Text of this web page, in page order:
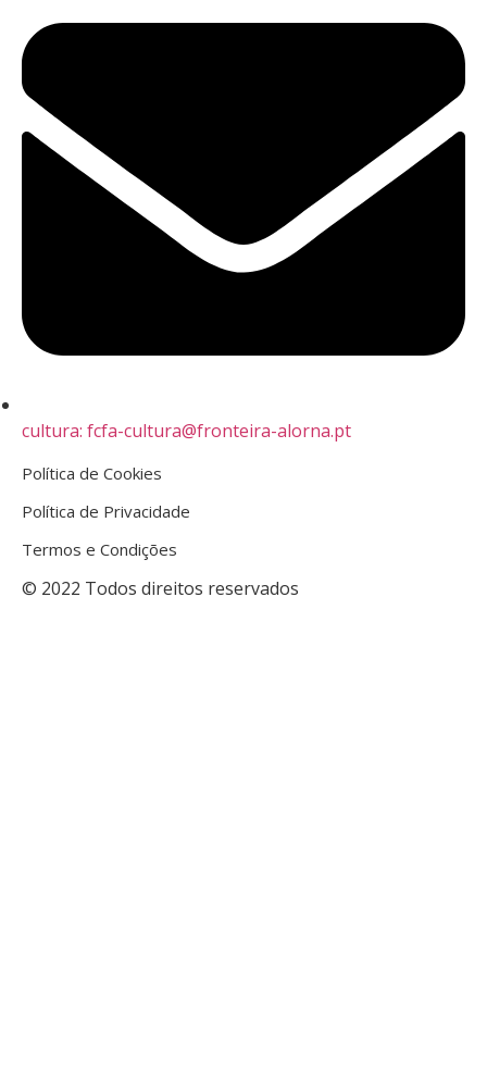
cultura: fcfa-cultura@fronteira-alorna.pt
Política de Cookies
Política de Privacidade
Termos e Condições
© 2022 Todos direitos reservados